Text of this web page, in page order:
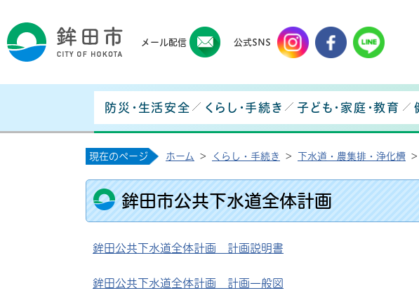
鉾田市役所
メール配信
鉾田市メールマガジン
公式SNS
鉾田市
防災・生活安全 くらし・手続き 子ども・家庭・教育
現在のページ ホーム > くらし・手続き > 下水道・農集排・浄化槽 >
鉾田市公共下水道全体計画
鉾田公共下水道全体計画 計画説明書
鉾田公共下水道全体計画 計画一般図